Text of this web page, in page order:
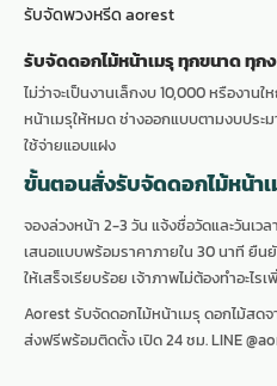
รับจัดพวงหรีด aorest
รับจัดดอกไม้หน้าเมรุ ทุกขนาด ทุก
ไม่ว่าจะเป็นงานเล็กงบ 10,000 หรืองา
หน้าเมรุให้หมด ช่างออกแบบตามงบประ
ใช้จ่ายแอบแฝง
ขั้นตอนสั่งรับจัดดอกไม้หน้า
จองล่วงหน้า 2-3 วัน แจ้งชื่อวัดและวันเว
เสนอแบบพร้อมราคาภายใน 30 นาที ยืน
ให้เสร็จเรียบร้อย เจ้าภาพไม่ต้องทำอะไรเ
Aorest รับจัดดอกไม้หน้าเมรุ ดอกไม้สด
ส่งฟรีพร้อมติดตั้ง เปิด 24 ชม. LINE